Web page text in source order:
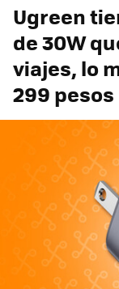
Ugreen
de 30W
viajes, lo
299 pesos